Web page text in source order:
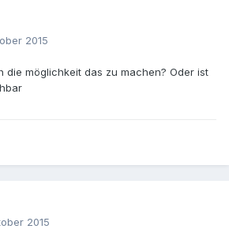
2015
die möglichkeit das zu machen? Oder ist
2015